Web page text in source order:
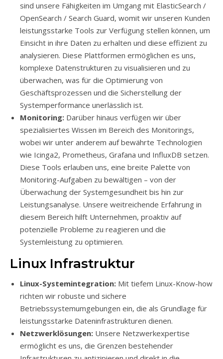
sind unsere Fähigkeiten im Umgang mit ElasticSearch /
OpenSearch / Search Guard, womit wir unseren Kunden
leistungsstarke Tools zur Verfügung stellen können, um
Einsicht in ihre Daten zu erhalten und diese effizient zu
analysieren. Diese Plattformen ermöglichen es uns,
komplexe Datenstrukturen zu visualisieren und zu
überwachen, was für die Optimierung von
Geschäftsprozessen und die Sicherstellung der
Systemperformance unerlässlich ist.
Monitoring: Darüber hinaus verfügen wir über
spezialisiertes Wissen im Bereich des Monitorings,
wobei wir unter anderem auf bewährte Technologien
wie Icinga2, Prometheus, Grafana und InfluxDB setzen.
Diese Tools erlauben uns, eine breite Palette von
Monitoring-Aufgaben zu bewältigen – von der
Überwachung der Systemgesundheit bis hin zur
Leistungsanalyse. Unsere weitreichende Erfahrung in
diesem Bereich hilft Unternehmen, proaktiv auf
potenzielle Probleme zu reagieren und die
Systemleistung zu optimieren.
Linux Infrastruktur
Linux-Systemintegration: Mit tiefem Linux-Know-how
richten wir robuste und sichere
Betriebssystemumgebungen ein, die als Grundlage für
leistungsstarke Dateninfrastrukturen dienen.
Netzwerklösungen: Unsere Netzwerkexpertise
ermöglicht es uns, die Grenzen bestehender